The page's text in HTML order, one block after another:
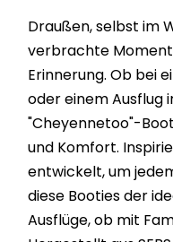
Draußen, selbst im
verbrachte
Erinnerung. Ob bei
oder einem Ausflug
"Cheyennetoo"-
und Komfort.
entwickelt, um
diese Booties der
Ausflüge, ob mit